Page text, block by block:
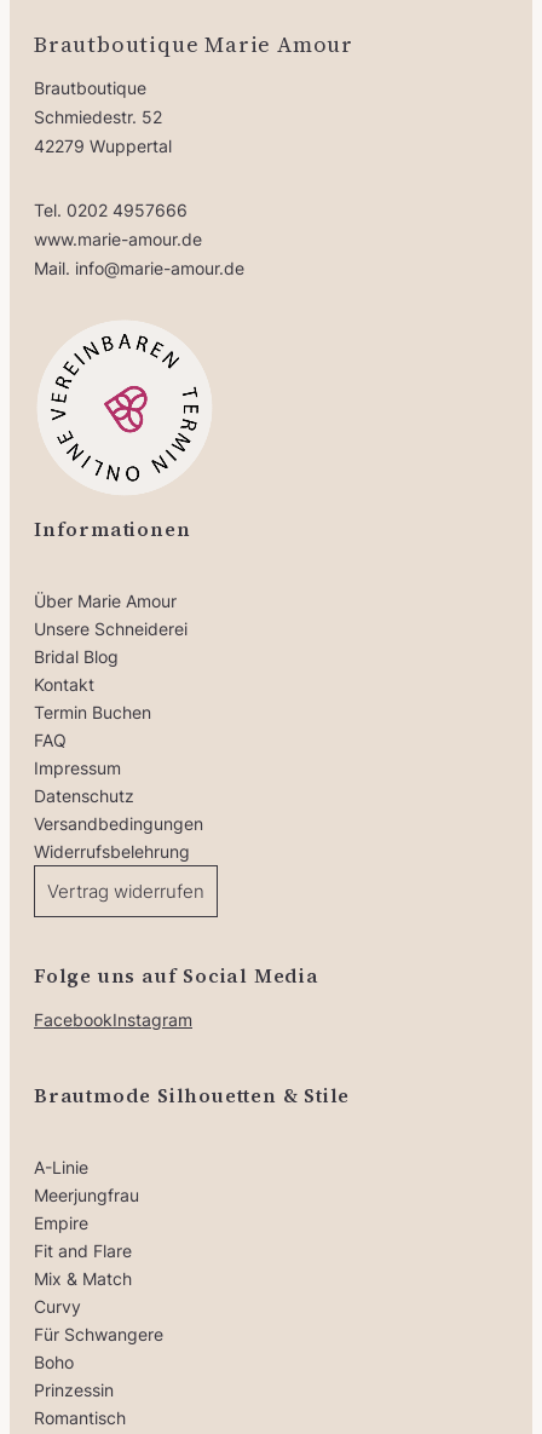
Brautboutique Marie Amour
Brautboutique
Schmiedestr. 52
42279 Wuppertal
Tel. 0202 4957666
www.marie-amour.de
Mail. info@marie-amour.de
Informationen
Über Marie Amour
Unsere Schneiderei
Bridal Blog
Kontakt
Termin Buchen
FAQ
Impressum
Datenschutz
Versandbedingungen
Widerrufsbelehrung
Vertrag widerrufen
Folge uns auf Social Media
FacebookInstagram
Brautmode Silhouetten & Stile
A-Linie
Meerjungfrau
Empire
Fit and Flare
Mix & Match
Curvy
Für Schwangere
Boho
Prinzessin
Romantisch